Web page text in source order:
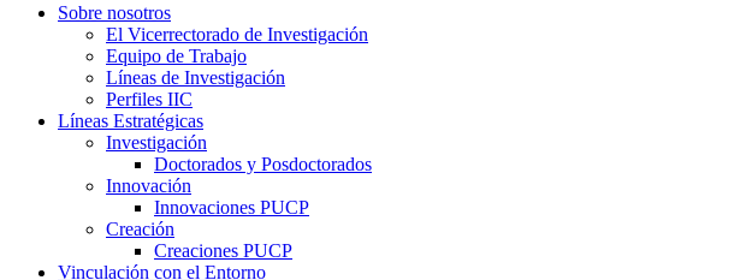
Sobre nosotros
El Vicerrectorado de Investigación
Equipo de Trabajo
Líneas de Investigación
Perfiles IIC
Líneas Estratégicas
Investigación
Doctorados y Posdoctorados
Innovación
Innovaciones PUCP
Creación
Creaciones PUCP
Vinculación con el Entorno